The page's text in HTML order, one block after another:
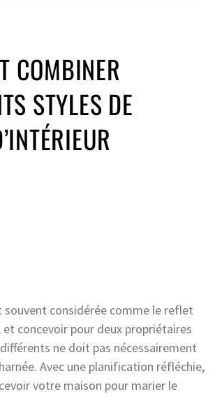
COMBINER
STYLES DE
souvent considérée comme le reflet
et concevoir pour deux propriétaires
ne doit pas nécessairement
Avec une planification réfléchie,
votre maison pour marier le